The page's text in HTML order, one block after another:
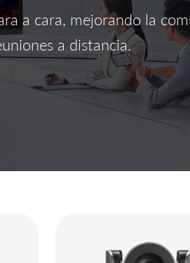
a cara, mejorando la
a distancia.